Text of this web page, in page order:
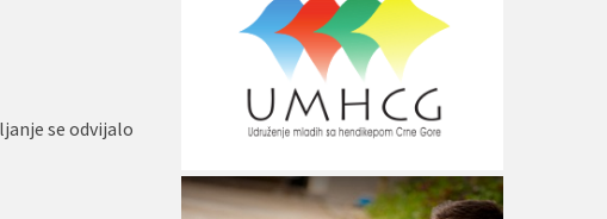
se odvijalo